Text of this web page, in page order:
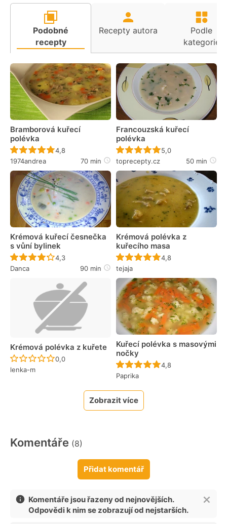
Podobné
recepty
Recepty autora
Podle
kategorie
Bramborová kuřecí
polévka
Recept ještě nebyl hodnocen
4,8
1974andrea
70 min
Francouzská kuřecí
polévka
Recept ještě nebyl
5,0
toprecepty.cz
50 min
Krémová kuřecí česnečka
s vůní bylinek
Recept ještě nebyl hodnocen
4,3
Danca
90 min
Krémová polévka z
kuřecího masa
Recept ještě nebyl
4,8
tejaja
Krémová polévka z kuřete
Recept ještě nebyl hodnocen
0,0
lenka-m
Kuřecí polévka s masovými
nočky
Recept ještě nebyl
4,8
Paprika
Zobrazit více
Komentáře (8)
Přidat komentář
Komentáře jsou řazeny od nejnovějších.
Odpovědi k nim se zobrazují od nejstarších.